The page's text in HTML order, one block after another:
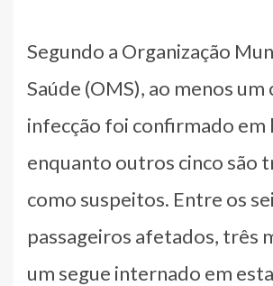
Segundo a Organização
Saúde (OMS), ao menos um
infecção foi confirmado
enquanto outros cinco são
como suspeitos. Entre os
passageiros afetados, três
um segue internado em